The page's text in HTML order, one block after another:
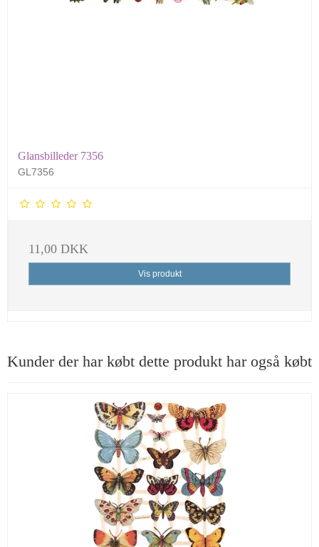
Glansbilleder 7356
GL7356
11,00 DKK
Vis produkt
Kunder der har købt dette produkt har også købt